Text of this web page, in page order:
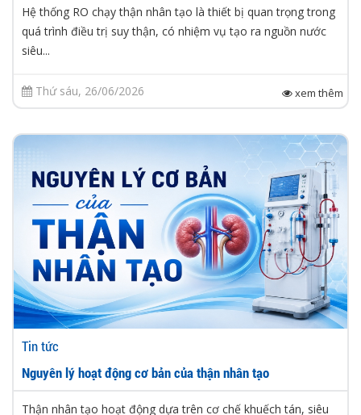
Hệ thống RO chạy thận nhân tạo là thiết bị quan trọng trong
quá trình điều trị suy thận, có nhiệm vụ tạo ra nguồn nước
siêu...
Thứ sáu, 26/06/2026 xem thêm
Tin tức
Nguyên lý hoạt động cơ bản của thận nhân tạo
Thận nhân tạo hoạt động dựa trên cơ chế khuếch tán, siêu